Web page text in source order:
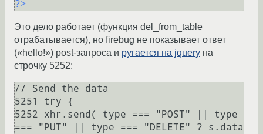
?>
Это дело работает (функция del_from_table
отрабатывается), но firebug не показывает ответ
(«hello!») post-запроса и ругается на jquery на
строчку 5252:
// Send the data
5251 try {
5252 xhr.send( type === "POST" || type
=== "PUT" || type === "DELETE" ? s.data